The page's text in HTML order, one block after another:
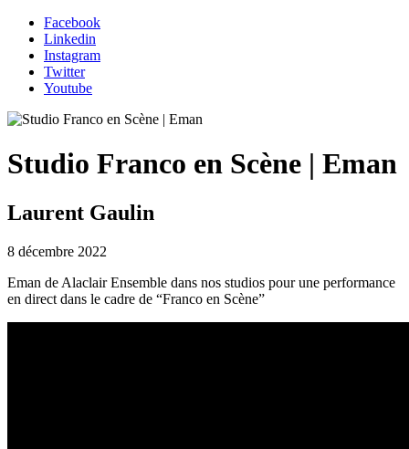
Facebook
Linkedin
Instagram
Twitter
Youtube
Studio Franco en Scène | Eman
Laurent Gaulin
8 décembre 2022
Eman de Alaclair Ensemble dans nos studios pour une performance
en direct dans le cadre de “Franco en Scène”